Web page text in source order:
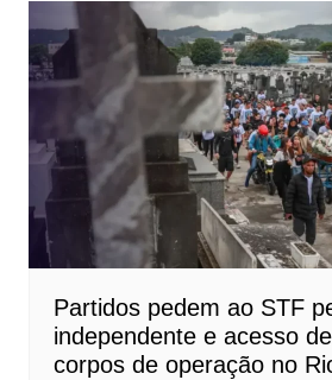
Partidos pedem ao STF
independente e acesso
corpos de operação no